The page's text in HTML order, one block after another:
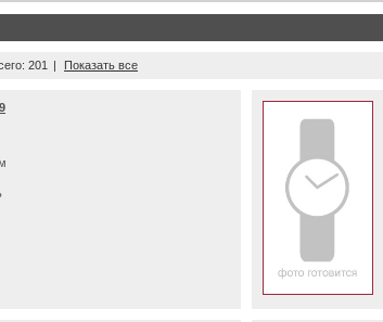
201 | Показать все